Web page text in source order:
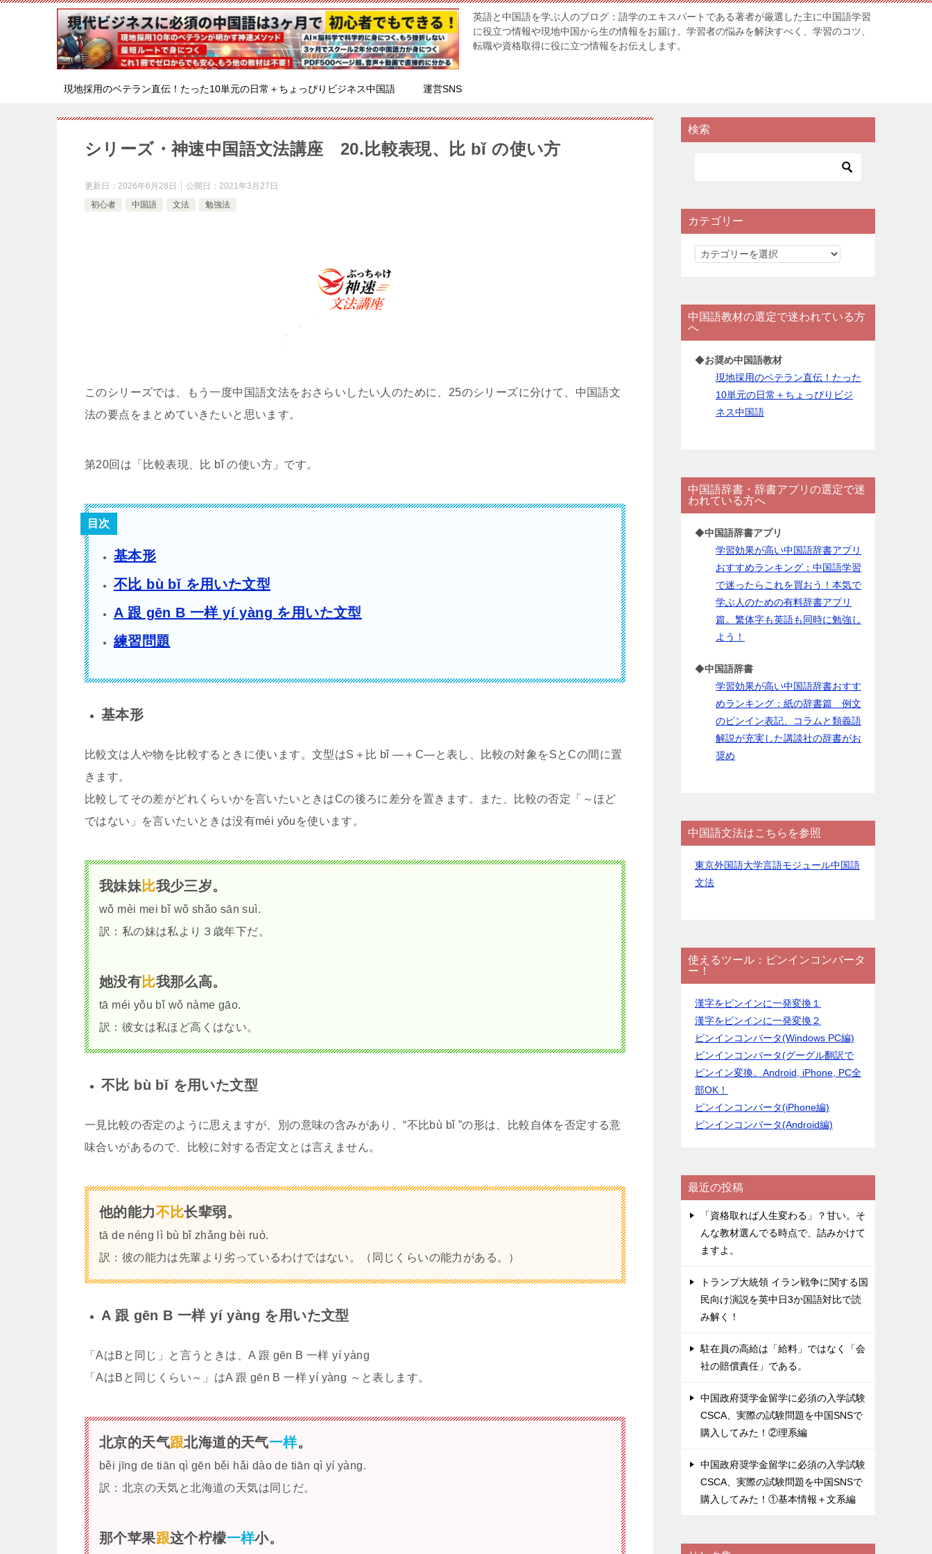
英語と中国語を学ぶ人のブログ：語学のエキスパートである著者が厳選した主に中国語学習
に役立つ情報や現地中国から生の情報をお届け。学習者の悩みを解決すべく、学習のコツ、
転職や資格取得に役に立つ情報をお伝えします。
現地採用のベテラン直伝！たった10単元の日常＋ちょっぴりビジネス中国語 運営SNS
シリーズ・神速中国語文法講座 20.比較表現、比 bǐ の使い方
更新日： 2026年6月28日 公開日： 2021年3月27日
初心者
中国語 文法 勉強法
このシリーズでは、もう一度中国語文法をおさらいしたい人のために、25のシリーズに分けて、中国語文
法の要点をまとめていきたいと思います。
第20回は「比較表現、比 bǐ の使い方」です。
目次
基本形
不比 bù bǐ を用いた文型
A 跟 gēn B 一样 yí yàng を用いた文型
練習問題
基本形
比較文は人や物を比較するときに使います。文型はS＋比 bǐ ―＋C―と表し、比較の対象をSとCの間に置
きます。
比較してその差がどれくらいかを言いたいときはCの後ろに差分を置きます。また、比較の否定「～ほど
ではない」を言いたいときは没有méi yǒuを使います。
我妹妹比我少三岁。
wǒ mèi mei bǐ wǒ shǎo sān suì.
訳：私の妹は私より３歳年下だ。
她没有比我那么高。
tā méi yǒu bǐ wǒ nàme gāo.
訳：彼女は私ほど高くはない。
不比 bù bǐ を用いた文型
一見比較の否定のように思えますが、別の意味の含みがあり、“不比bù bǐ ”の形は、比較自体を否定する意
味合いがあるので、比較に対する否定文とは言えません。
他的能力不比长辈弱。
tā de néng lì bù bǐ zhǎng bèi ruò.
訳：彼の能力は先輩より劣っているわけではない。（同じくらいの能力がある。）
A 跟 gēn B 一样 yí yàng を用いた文型
「AはBと同じ」と言うときは、A 跟 gēn B 一样 yí yàng
「AはBと同じくらい～」はA 跟 gēn B 一样 yí yàng ～と表します。
北京的天气跟北海道的天气一样。
běi jīng de tiān qì gēn běi hǎi dào de tiān qì yí yàng.
訳：北京の天気と北海道の天気は同じだ。
那个苹果跟这个柠檬一样小。
検索
カテゴリー
カ
リ
ー
中国語教材の選定で迷われている方
へ
◆お奨め中国語教材
現地採用のベテラン直伝！たった
10単元の日常＋ちょっぴりビジ
ネス中国語
中国語辞書・辞書アプリの選定で迷
われている方へ
◆中国語辞書アプリ
学習効果が高い中国語辞書アプリ
おすすめランキング：中国語学習
で迷ったらこれを買おう！本気で
学ぶ人のための有料辞書アプリ
篇。繁体字も英語も同時に勉強し
よう！
◆中国語辞書
学習効果が高い中国語辞書おすす
めランキング：紙の辞書篇 例文
のピンイン表記、コラムと類義語
解説が充実した講談社の辞書がお
奨め
中国語文法はこちらを参照
東京外国語大学言語モジュール中国語
文法
使えるツール：ピンインコンバータ
ー！
漢字をピンインに一発変換１
漢字をピンインに一発変換２
ピンインコンバータ(Windows PC編)
ピンインコンバータ(グーグル翻訳で
ピンイン変換。Android, iPhone, PC全
部OK！
ピンインコンバータ(iPhone編)
ピンインコンバータ(Android編)
最近の投稿
「資格取れば人生変わる」？甘い。そ
んな教材選んでる時点で、詰みかけて
ますよ。
トランプ大統領 イラン戦争に関する国
民向け演説を英中日3か国語対比で読
み解く！
駐在員の高給は「給料」ではなく「会
社の賠償責任」である。
中国政府奨学金留学に必須の入学試験
CSCA、実際の試験問題を中国SNSで
購入してみた！②理系編
中国政府奨学金留学に必須の入学試験
CSCA、実際の試験問題を中国SNSで
購入してみた！①基本情報＋文系編